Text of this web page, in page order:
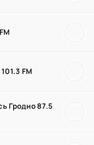
FM
Гродно 87.5